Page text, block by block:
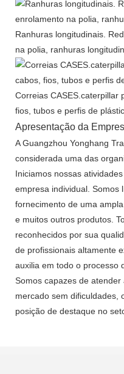
Ranhuras longitudinais.
na polia, ranhuras
Correias CASES.caterpillar
fios, tubos e perfis de
Apresentação da
A Guangzhou Yonghang
considerada uma das
Iniciamos nossas
empresa individual. Somos
fornecimento de uma
e muitos outros produtos.
reconhecidos por sua
de profissionais altamente
auxilia em todo o processo
Somos capazes de
mercado sem dificuldades,
posição de destaque no